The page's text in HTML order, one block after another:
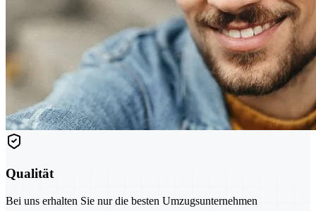
Qualität
Bei uns erhalten Sie nur die besten Umzugsunternehmen